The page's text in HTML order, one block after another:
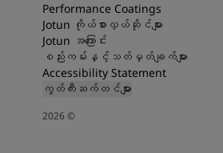
Performance Coatings
Jotun ကိုယ်စားလှယ်ဆိုင်များ
Jotun အကြောင်း
စည်းကမ်းနှင့်သတ်မှတ်ချက်များ
Accessibility Statement
ကွတ်ကီးဆက်တင်များ
2026©